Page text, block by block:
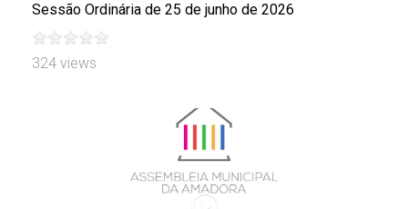
Sessão Ordinária de 25 de junho de 2026
324 views